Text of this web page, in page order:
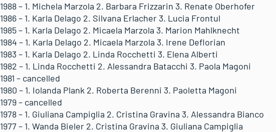
1988 – 1. Michela Marzola 2. Barbara Frizzarin 3. Renate Oberhofer
1986 – 1. Karla Delago 2. Silvana Erlacher 3. Lucia Frontul
1985 – 1. Karla Delago 2. Micaela Marzola 3. Marion Mahlknecht
1984 – 1. Karla Delago 2. Micaela Marzola 3. Irene Deflorian
1983 – 1. Karla Delago 2. Linda Rocchetti 3. Elena Alberti
1982 – 1. Linda Rocchetti 2. Alessandra Batacchi 3. Paola Magoni
1981 – cancelled
1980 – 1. Iolanda Plank 2. Roberta Berenni 3. Paoletta Magoni
1979 – cancelled
1978 – 1. Giuliana Campiglia 2. Cristina Gravina 3. Alessandra Bianco
1977 – 1. Wanda Bieler 2. Cristina Gravina 3. Giuliana Campiglia